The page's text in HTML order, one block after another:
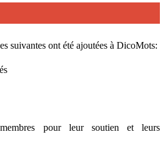
suivantes ont été ajoutées à DicoMots:
pour leur soutien et leurs